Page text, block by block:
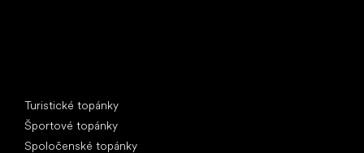
Turistické topánky
Športové topánky
Spoločenské topánky